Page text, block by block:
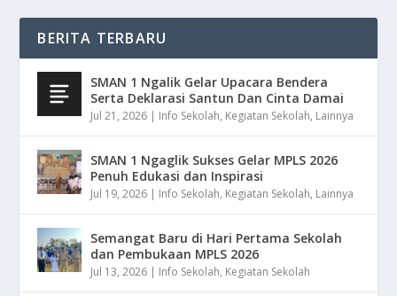
BERITA TERBARU
SMAN 1 Ngalik Gelar Upacara Bendera
Serta Deklarasi Santun Dan Cinta Damai
Jul 21, 2026 | Info Sekolah, Kegiatan Sekolah, Lainnya
SMAN 1 Ngaglik Sukses Gelar MPLS 2026
Penuh Edukasi dan Inspirasi
Jul 19, 2026 | Info Sekolah, Kegiatan Sekolah, Lainnya
Semangat Baru di Hari Pertama Sekolah
dan Pembukaan MPLS 2026
Jul 13, 2026 | Info Sekolah, Kegiatan Sekolah